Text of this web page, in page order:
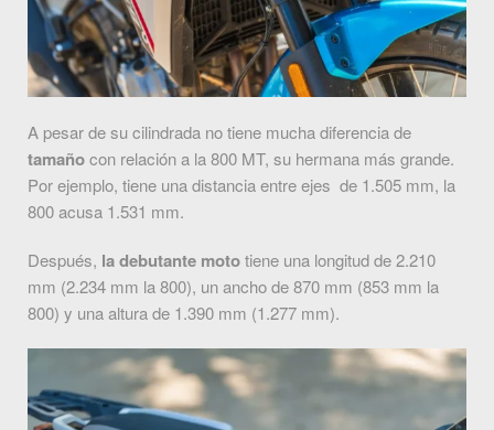
A pesar de su cilindrada no tiene mucha diferencia de
tamañocon relación a la 800 MT, su hermana más grande.
Por ejemplo, tiene una distancia entre ejes de 1.505 mm, la
800 acusa 1.531 mm.
Después, la debutante mototiene una longitud de 2.210
mm (2.234 mm la 800), un ancho de 870 mm (853 mm la
800) y una altura de 1.390 mm (1.277 mm).